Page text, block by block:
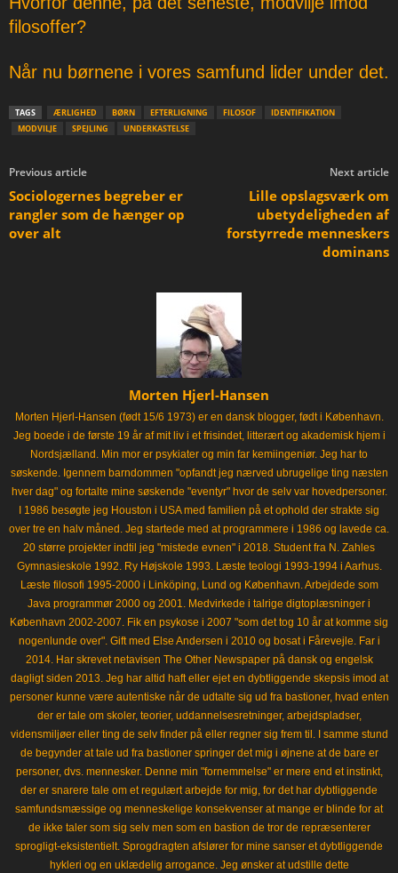
filosoffer?
Når nu børnene i vores samfund lider under det.
TAGS ÆRLIGHED BØRN EFTERLIGNING FILOSOF
IDENTIFIKATION
MODVILJE
SPEJLING UNDERKASTELSE
Previous article
Sociologernes begreber er
rangler som de hænger op
over alt
Next article
Lille opslagsværk om
ubetydeligheden af
forstyrrede menneskers
dominans
Morten Hjerl-Hansen
Morten Hjerl-Hansen (født 15/6 1973) er en dansk blogger, født i København.
Jeg boede i de første 19 år af mit liv i et frisindet, litterært og akademisk hjem i
Nordsjælland. Min mor er psykiater og min far kemiingeniør. Jeg har to
søskende. Igennem barndommen "opfandt jeg nærved ubrugelige ting næsten
hver dag" og fortalte mine søskende "eventyr" hvor de selv var hovedpersoner.
I 1986 besøgte jeg Houston i USA med familien på et ophold der strakte sig
over tre en halv måned. Jeg startede med at programmere i 1986 og lavede ca.
20 større projekter indtil jeg "mistede evnen" i 2018. Student fra N. Zahles
Gymnasieskole 1992. Ry Højskole 1993. Læste teologi 1993-1994 i Aarhus.
Læste filosofi 1995-2000 i Linköping, Lund og København. Arbejdede som
Java programmør 2000 og 2001. Medvirkede i talrige digtoplæsninger i
København 2002-2007. Fik en psykose i 2007 "som det tog 10 år at komme sig
nogenlunde over". Gift med Else Andersen i 2010 og bosat i Fårevejle. Far i
2014. Har skrevet netavisen The Other Newspaper på dansk og engelsk
dagligt siden 2013. Jeg har altid haft eller ejet en dybtliggende skepsis imod at
personer kunne være autentiske når de udtalte sig ud fra bastioner, hvad enten
der er tale om skoler, teorier, uddannelsesretninger, arbejdspladser,
vidensmiljøer eller ting de selv finder på eller regner sig frem til. I samme stund
de begynder at tale ud fra bastioner springer det mig i øjnene at de bare er
personer, dvs. mennesker. Denne min "fornemmelse" er mere end et instinkt,
der er snarere tale om et regulært arbejde for mig, for det har dybtliggende
samfundsmæssige og menneskelige konsekvenser at mange er blinde for at
de ikke taler som sig selv men som en bastion de tror de repræsenterer
sprogligt-eksistentielt. Sprogdragten afslører for mine sanser et dybtliggende
hykleri og en uklædelig arrogance. Jeg ønsker at udstille dette